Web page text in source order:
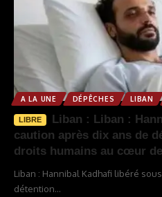
A LA UNE DÉPÊCHES LIBAN
LIBRE
Liban : Liban :
caution après dix ans de
droits humains au cœur
Liban : Hannibal Kadhafi libéré
détention…